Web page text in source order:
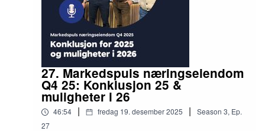
27. Markedspuls næringseiendom
Q4 25: Konklusjon 25 &
muligheter i 26
46:54 | fredag 19. desember 2025 | Season 3, Ep.
27